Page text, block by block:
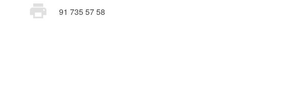
print 91 735 57 58